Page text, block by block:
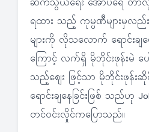
ရထား သည့် ကုမ္ပဏီများမှလ
များကို လိုသလောက် ရောင်းချ
ကြောင့် လက်ရှိ မိုဘိုင်းဖုန်းမဲ ပ
သည့်ဈေး ဖြင့်သာ မိုဘိုင်းဖုန်းဆို
ရောင်းချနေခြင်းဖြစ် သည်ဟု
တင်ဝင်းလှိုင်ကပြောသည်။